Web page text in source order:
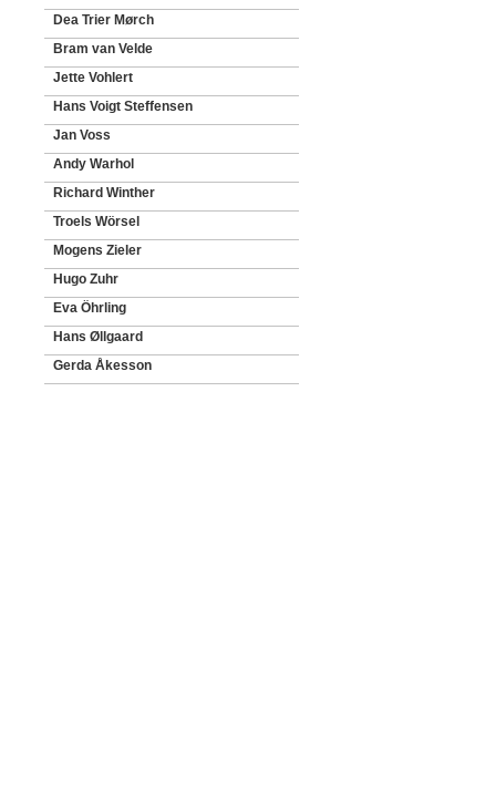
Dea Trier Mørch
Bram van Velde
Jette Vohlert
Hans Voigt Steffensen
Jan Voss
Andy Warhol
Richard Winther
Troels Wörsel
Mogens Zieler
Hugo Zuhr
Eva Öhrling
Hans Øllgaard
Gerda Åkesson